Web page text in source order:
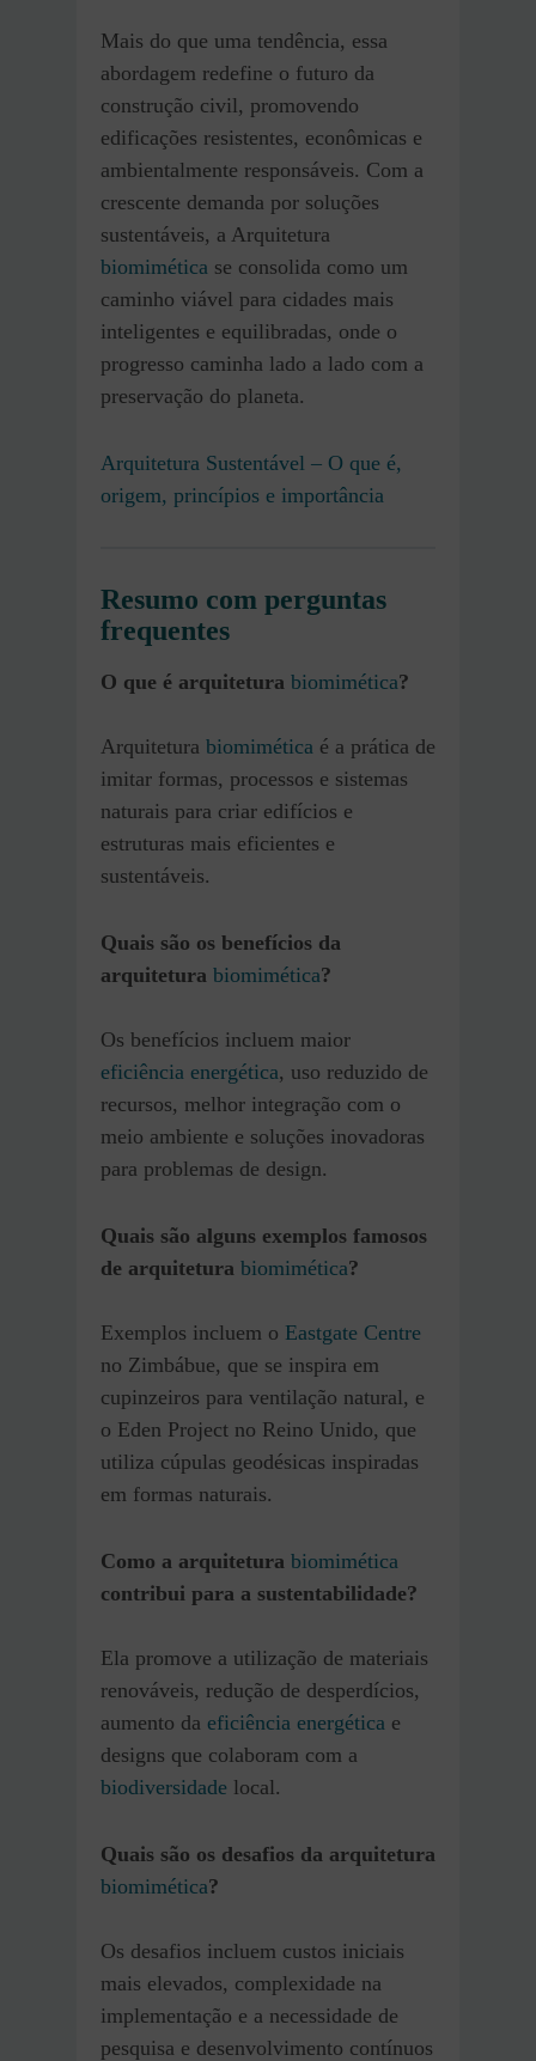
Mais do que uma tendência, essa
abordagem redefine o futuro da
construção civil, promovendo
edificações resistentes, econômicas e
ambientalmente responsáveis. Com a
crescente demanda por soluções
sustentáveis, a Arquitetura
biomimética se consolida como um
caminho viável para cidades mais
inteligentes e equilibradas, onde o
progresso caminha lado a lado com a
preservação do planeta.
Arquitetura Sustentável – O que é,
origem, princípios e importância
Resumo com perguntas
frequentes
O que é arquitetura biomimética?
Arquitetura biomimética é a prática de
imitar formas, processos e sistemas
naturais para criar edifícios e
estruturas mais eficientes e
sustentáveis.
Quais são os benefícios da
arquitetura biomimética?
Os benefícios incluem maior
eficiência energética, uso reduzido de
recursos, melhor integração com o
meio ambiente e soluções inovadoras
para problemas de design.
Quais são alguns exemplos famosos
de arquitetura biomimética?
Exemplos incluem o Eastgate Centre
no Zimbábue, que se inspira em
cupinzeiros para ventilação natural, e
o Eden Project no Reino Unido, que
utiliza cúpulas geodésicas inspiradas
em formas naturais.
Como a arquitetura biomimética
contribui para a sustentabilidade?
Ela promove a utilização de materiais
renováveis, redução de desperdícios,
aumento da eficiência energética e
designs que colaboram com a
biodiversidade local.
Quais são os desafios da arquitetura
biomimética?
Os desafios incluem custos iniciais
mais elevados, complexidade na
implementação e a necessidade de
pesquisa e desenvolvimento contínuos